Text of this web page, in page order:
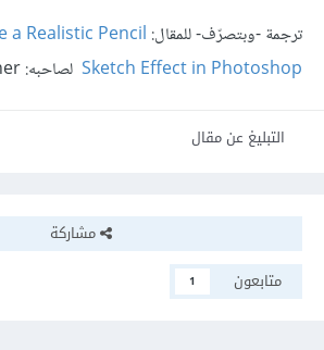
ترجمة -وبتصرّف- للمقال: a Realistic Pencil
Sketch Effect in Photoshop لصاحبه:
التبليغ عن مقال
مشاركة
متابعون
1